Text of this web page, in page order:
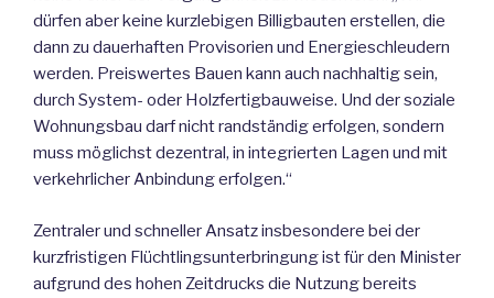
dürfen aber keine kurzlebigen Billigbauten erstellen, die
dann zu dauerhaften Provisorien und Energieschleudern
werden. Preiswertes Bauen kann auch nachhaltig sein,
durch System- oder Holzfertigbauweise. Und der soziale
Wohnungsbau darf nicht randständig erfolgen, sondern
muss möglichst dezentral, in integrierten Lagen und mit
verkehrlicher Anbindung erfolgen.“
Zentraler und schneller Ansatz insbesondere bei der
kurzfristigen Flüchtlingsunterbringung ist für den Minister
aufgrund des hohen Zeitdrucks die Nutzung bereits